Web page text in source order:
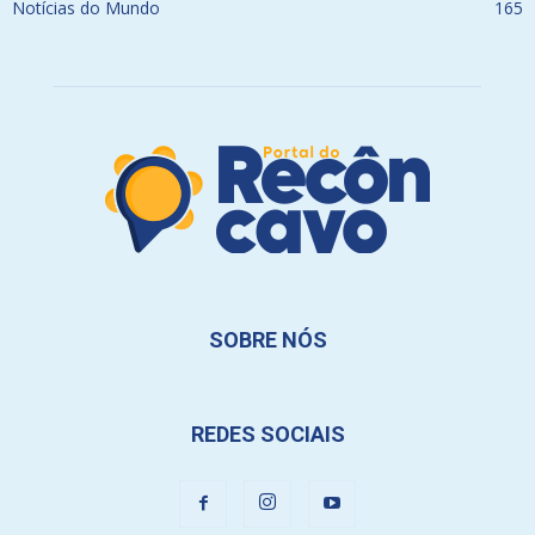
Notícias do Mundo 165
SOBRE NÓS
REDES SOCIAIS